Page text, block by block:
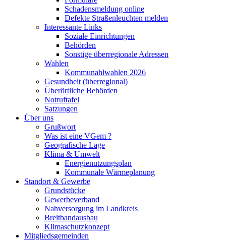
Schadensmeldung online
Defekte Straßenleuchten melden
Interessante Links
Soziale Einrichtungen
Behörden
Sonstige überregionale Adressen
Wahlen
Kommunahlwahlen 2026
Gesundheit (überregional)
Überörtliche Behörden
Notruftafel
Satzungen
Über uns
Grußwort
Was ist eine VGem ?
Geografische Lage
Klima & Umwelt
Energienutzungsplan
Kommunale Wärmeplanung
Standort & Gewerbe
Grundstücke
Gewerbeverband
Nahversorgung im Landkreis
Breitbandausbau
Klimaschutzkonzept
Mitgliedsgemeinden